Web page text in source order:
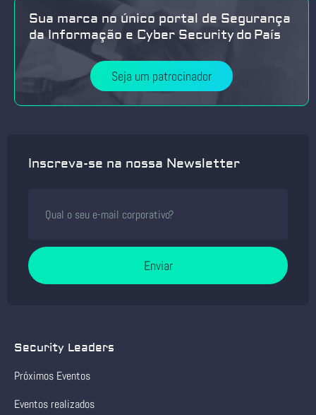
Sua marca no único portal de Segurança
da Informação e Cyber Security do País
Seja um patrocinador
Inscreva-se na nossa Newsletter
Enviar
Security Leaders
Próximos Eventos
Eventos realizados